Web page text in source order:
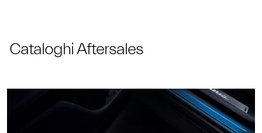
Cataloghi Aftersales